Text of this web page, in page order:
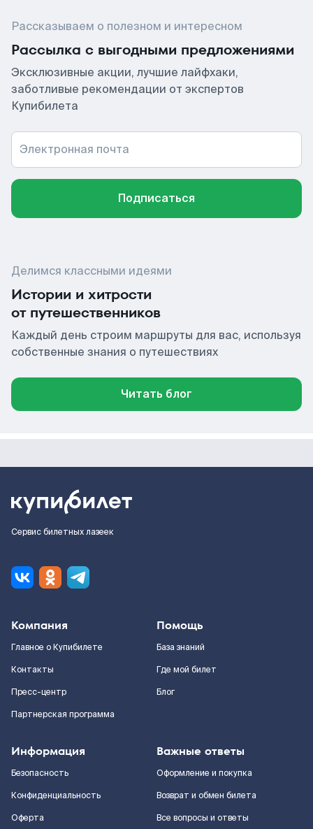
Рассказываем о полезном и интересном
Рассылка с выгодными предложениями
Эксклюзивные акции, лучшие лайфхаки,
заботливые рекомендации от экспертов
Купибилета
Электронная почта
Подписаться
Делимся классными идеями
Истории и хитрости
от путешественников
Каждый день строим маршруты для вас, используя
собственные знания о путешествиях
Читать блог
Сервис билетных лазеек
Компания
Главное о Купибилете
Контакты
Пресс-центр
Партнерская программа
Помощь
База знаний
Где мой билет
Блог
Информация
Безопасность
Конфиденциальность
Оферта
Важные ответы
Оформление и покупка
Возврат и обмен билета
Все вопросы и ответы